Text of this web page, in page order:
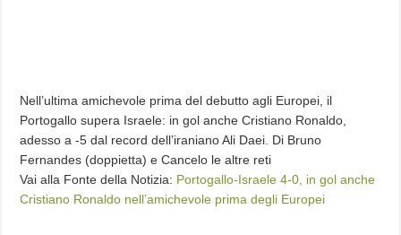
Nell’ultima amichevole prima del debutto agli Europei, il
Portogallo supera Israele: in gol anche Cristiano Ronaldo,
adesso a -5 dal record dell’iraniano Ali Daei. Di Bruno
Fernandes (doppietta) e Cancelo le altre reti
Vai alla Fonte della Notizia: Portogallo-Israele 4-0, in gol anche
Cristiano Ronaldo nell’amichevole prima degli Europei